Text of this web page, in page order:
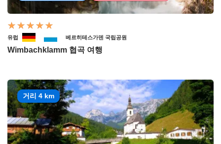
유럽 베르히테스가덴 국립공원
Wimbachklamm 협곡 여행
거리 4 km